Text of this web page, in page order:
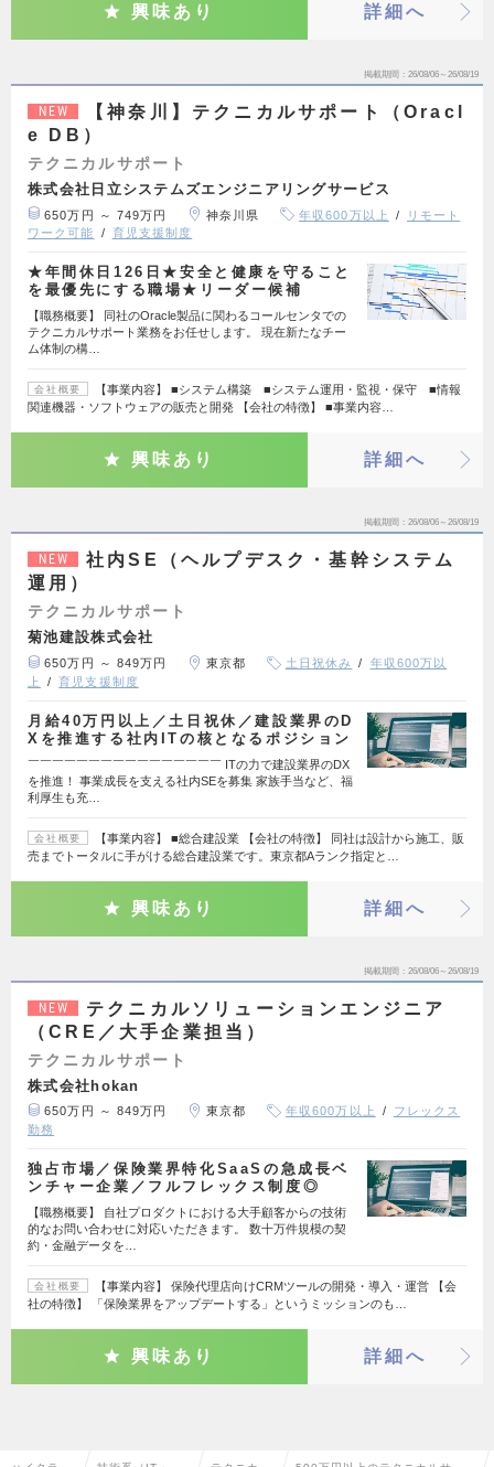
興味あり 詳細へ
掲載期間 26/08/06～26/08/19
NEW
【神奈川】テクニカルサポート（Oracl
e DB）
テクニカルサポート
株式会社日立システムズエンジニアリングサービス
650万円 ～ 749万円 神奈川県 年収600万以上
リモート
ワーク可能
育児支援制度
★年間休日126日★安全と健康を守ること
を最優先にする職場★リーダー候補
【職務概要】 同社のOracle製品に関わるコールセンタでの
テクニカルサポート業務をお任せします。 現在新たなチー
ム体制の構…
会社概要
【事業内容】 ■システム構築 ■システム運用・監視・保守 ■情報
関連機器・ソフトウェアの販売と開発 【会社の特徴】 ■事業内容…
興味あり 詳細へ
掲載期間 26/08/06～26/08/19
NEW
社内SE（ヘルプデスク・基幹システム
運用）
テクニカルサポート
菊池建設株式会社
650万円 ～ 849万円 東京都 土日祝休み
年収600万以
上
育児支援制度
月給40万円以上／土日祝休／建設業界のD
Xを推進する社内ITの核となるポジション
￣￣￣￣￣￣￣￣￣￣￣￣￣￣￣￣ ITの力で建設業界のDX
を推進！ 事業成長を支える社内SEを募集 家族手当など、福
利厚生も充…
会社概要
【事業内容】 ■総合建設業 【会社の特徴】 同社は設計から施工、販
売までトータルに手がける総合建設業です。東京都Aランク指定と…
興味あり 詳細へ
掲載期間 26/08/06～26/08/19
NEW
テクニカルソリューションエンジニア
（CRE／大手企業担当）
テクニカルサポート
株式会社hokan
650万円 ～ 849万円 東京都 年収600万以上
フレックス
勤務
独占市場／保険業界特化SaaSの急成長ベ
ンチャー企業／フルフレックス制度◎
【職務概要】 自社プロダクトにおける大手顧客からの技術
的なお問い合わせに対応いただきます。 数十万件規模の契
約・金融データを…
会社概要
【事業内容】 保険代理店向けCRMツールの開発・導入・運営 【会
社の特徴】 「保険業界をアップデートする」というミッションのも…
興味あり 詳細へ